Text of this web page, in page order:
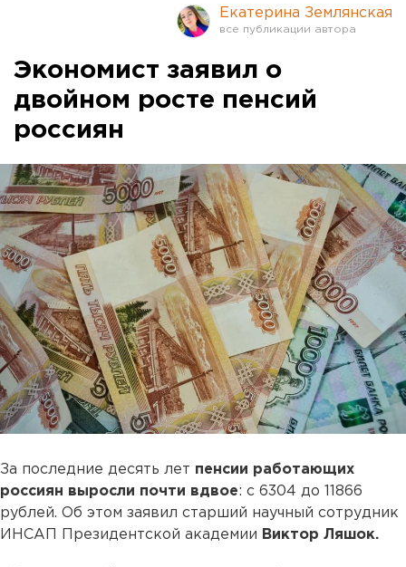
Екатерина Землянская
Экономист заявил о
двойном росте пенсий
россиян
За последние десять лет пенсии работающих
россиян выросли почти вдвое: с 6304 до 11866
рублей. Об этом заявил старший научный сотрудник
ИНСАП Президентской академии Виктор Ляшок.